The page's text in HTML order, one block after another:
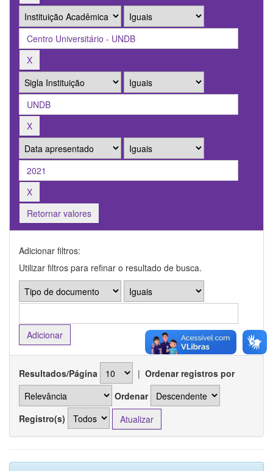
Retornar valores
Adicionar filtros:
Utilizar filtros para refinar o resultado de busca.
Resultados/Página | Ordenar registros por
Ordenar
Registro(s)